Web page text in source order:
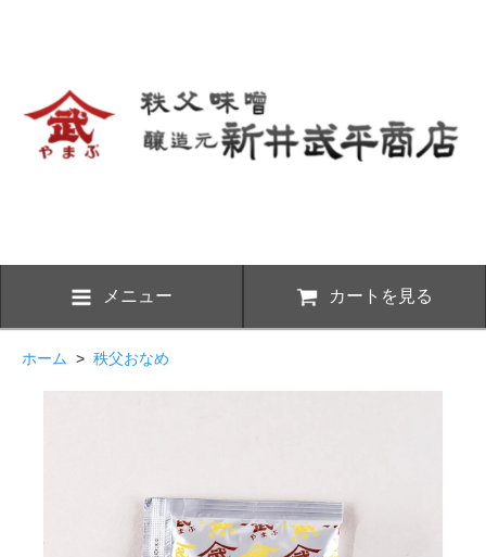
メニュー カートを見る
ホーム > 秩父おなめ